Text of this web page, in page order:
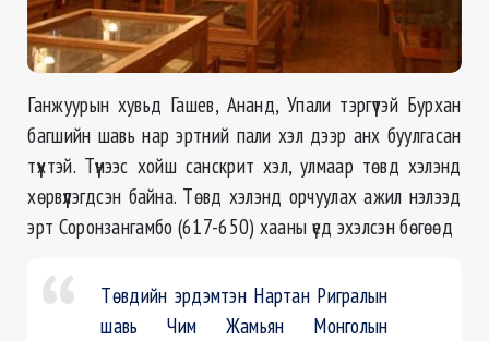
Ганжуурын хувьд Гашев, Ананд, Упали тэргүүтэй Бурхан
багшийн шавь нар эртний пали хэл дээр анх буулгасан
түүхтэй. Түүнээс хойш санскрит хэл, улмаар төвд хэлэнд
хөрвүүлэгдсэн байна. Төвд хэлэнд орчуулах ажил нэлээд
эрт Соронзангамбо (617-650) хааны үед эхэлсэн бөгөөд
Төвдийн эрдэмтэн Нартан Ригралын
шавь Чим Жамьян Монголын